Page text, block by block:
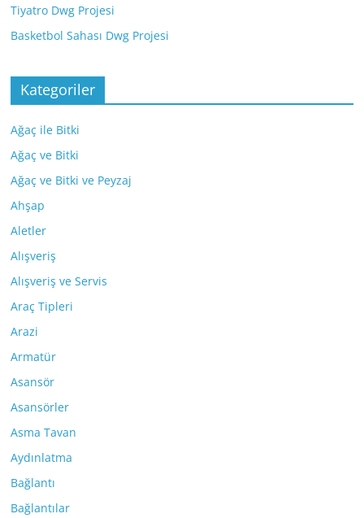
Tiyatro Dwg Projesi
Basketbol Sahası Dwg Projesi
Kategoriler
Ağaç ile Bitki
Ağaç ve Bitki
Ağaç ve Bitki ve Peyzaj
Ahşap
Aletler
Alışveriş
Alışveriş ve Servis
Araç Tipleri
Arazi
Armatür
Asansör
Asansörler
Asma Tavan
Aydınlatma
Bağlantı
Bağlantılar